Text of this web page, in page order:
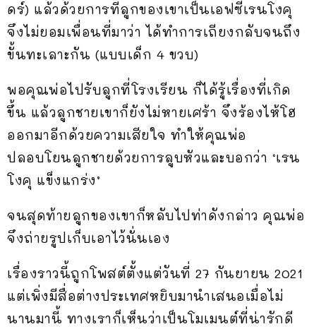
ดร์) แล้วด้วยการที่ลูกของเขาเป็นเอฟซีเรนโงคุ
จึงไม่ยอมเพื่อนที่มาว่า ได้ทำการเถียงกลับจนถึง
ขั้นทะเลาะกัน (แบบเด็ก 4 ขวบ)
พอคุณพ่อไปรับลูกที่โรงเรียน ก็ได้รู้เรื่องที่เกิด
ขึ้น แล้วลูกชายเขาก็ยังไม่หายเศร้า จึงร้องไห้โฮ
ออกมาอีกด้วยความเสียใจ ทำให้คุณพ่อ
ปลอบโยนลูกชายด้วยการลูบหัวและบอกว่า ‘เรน
โงคุ แข็งแกร่ง’
จนสุดท้ายลูกของเขาก็หลับไปท่าดังกล่าว คุณพ่อ
จึงถ่ายรูปเก็บเอาไว้นั่นเอง
เรื่องราวนี้ถูกโพสต์ตั้งแต่วันที่ 27 กันยายน 2021
แต่เพิ่งมีสื่อต่างประเทศหยิบมานำเสนอเมื่อไม่
นานมานี้ ทางเราก็เห็นว่าเป็นโมเมนต์ที่น่ารักดี